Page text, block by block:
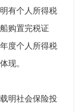
有个人所得税
购置完税证
度个人所得税
现。
明社会保险投